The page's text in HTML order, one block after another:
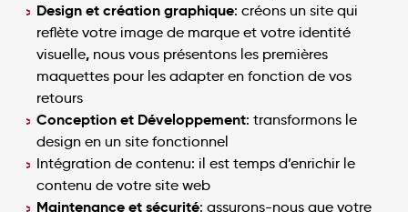
Design et création graphique: créons un site qui
reflète votre image de marque et votre identité
visuelle, nous vous présentons les premières
maquettes pour les adapter en fonction de vos
retours
Conception et Développement: transformons le
design en un site fonctionnel
Intégration de contenu: il est temps d’enrichir le
contenu de votre site web
Maintenance et sécurité: assurons-nous que votre